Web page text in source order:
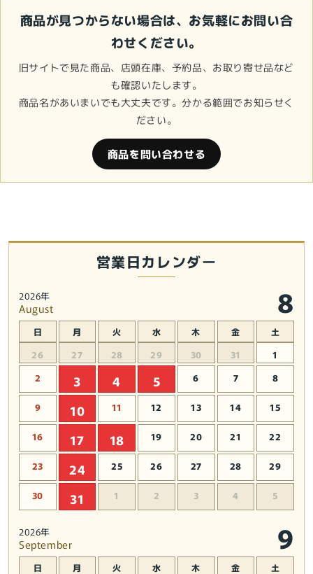
商品が見つからない場合は、お気軽にお問い合
わせください。
旧サイトで見た商品、店頭在庫、予約品、お取り寄せ品など
も確認いたします。
商品名があいまいでも大丈夫です。分かる範囲でお知らせく
ださい。
商品を問い合わせる
営業日カレンダー
2026年
August 8
日 月 火 水 木 金 土
26 27 28 29 30 31
1
2
3 4 5 6 7 8
9 10 11 12 13 14 15
16 17 18 19 20 21 22
23 24 25 26 27 28 29
30 31 1 2 3 4 5
2026年
September 9
日 月 火 水 木 金 土